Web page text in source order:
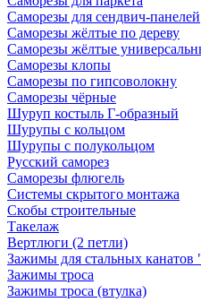
Саморезы для сендвич-панелей
Саморезы жёлтые по дереву
Саморезы жёлтые
Саморезы клопы
Саморезы по гипсоволокну
Саморезы чёрные
Шуруп костыль Г-образный
Шурупы с кольцом
Шурупы с полукольцом
Русский саморез
Саморезы флюгель
Системы скрытого монтажа
Скобы строительные
Такелаж
Вертлюги (2 петли)
Зажимы для стальных
Зажимы троса
Зажимы троса (втулка)